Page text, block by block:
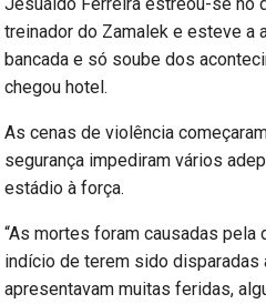
treinador do Zamalek e esteve a
bancada e só soube dos
chegou hotel.
As cenas de violência
segurança impediram vários
estádio à força.
“As mortes foram causadas pela
indício de terem sido
apresentavam muitas feridas,